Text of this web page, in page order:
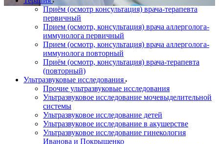
Приём (осмотр консультация) врача-терапевта
первичный
Прием (осмотр, консультация) врача аллерголога-
иммунолога первичный
Прием (осмотр, консультация) врача аллерголога-
иммунолога повторный
Приём (осмотр, консультация) врача-терапевта
(повторный)
Ультразвуковые исследования
Прочие ультразвуковые исследования
Ультразвуковое исследование мочевыделительной
системы
Ультразвуковое исследование детей
Ультразвуковое исследование в акушерстве
Ультразвуковое исследование гинекология
Иванова и Покрыщенко